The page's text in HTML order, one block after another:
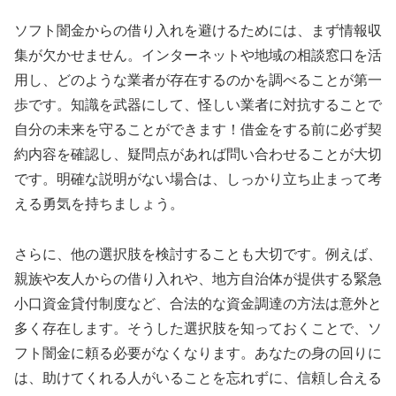
ソフト闇金からの借り入れを避けるためには、まず情報収
集が欠かせません。インターネットや地域の相談窓口を活
用し、どのような業者が存在するのかを調べることが第一
歩です。知識を武器にして、怪しい業者に対抗することで
自分の未来を守ることができます！借金をする前に必ず契
約内容を確認し、疑問点があれば問い合わせることが大切
です。明確な説明がない場合は、しっかり立ち止まって考
える勇気を持ちましょう。
さらに、他の選択肢を検討することも大切です。例えば、
親族や友人からの借り入れや、地方自治体が提供する緊急
小口資金貸付制度など、合法的な資金調達の方法は意外と
多く存在します。そうした選択肢を知っておくことで、ソ
フト闇金に頼る必要がなくなります。あなたの身の回りに
は、助けてくれる人がいることを忘れずに、信頼し合える